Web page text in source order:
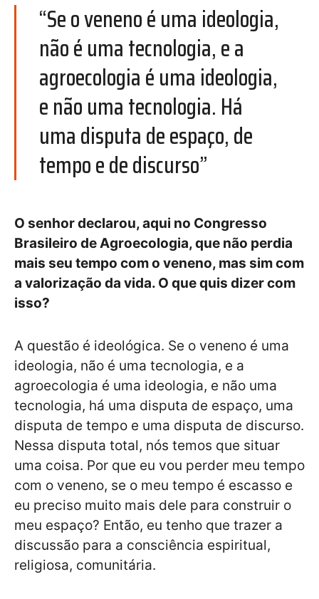
“Se o veneno é uma ideologia,
não é uma tecnologia, e a
agroecologia é uma ideologia,
e não uma tecnologia. Há
uma disputa de espaço, de
tempo e de discurso”
O senhor declarou, aqui no Congresso
Brasileiro de Agroecologia, que não perdia
mais seu tempo com o veneno, mas sim com
a valorização da vida. O que quis dizer com
isso?
A questão é ideológica. Se o veneno é uma
ideologia, não é uma tecnologia, e a
agroecologia é uma ideologia, e não uma
tecnologia, há uma disputa de espaço, uma
disputa de tempo e uma disputa de discurso.
Nessa disputa total, nós temos que situar
uma coisa. Por que eu vou perder meu tempo
com o veneno, se o meu tempo é escasso e
eu preciso muito mais dele para construir o
meu espaço? Então, eu tenho que trazer a
discussão para a consciência espiritual,
religiosa, comunitária.